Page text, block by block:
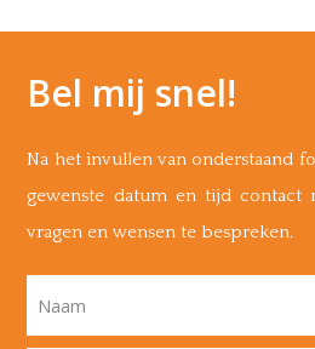
Bel mij snel!
Na het invullen van onderstaand
gewenste datum en tijd
vragen en wensen te bespreken.
Naam